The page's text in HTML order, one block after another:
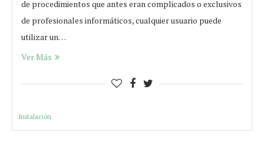
de procedimientos que antes eran complicados o exclusivos
de profesionales informáticos, cualquier usuario puede
utilizar un…
Ver Más
Instalación